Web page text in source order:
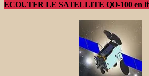
ECOUTER LE SATELLITE QO-100 en